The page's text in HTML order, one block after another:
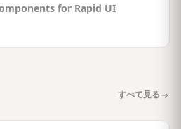
for Rapid UI
すべて見る